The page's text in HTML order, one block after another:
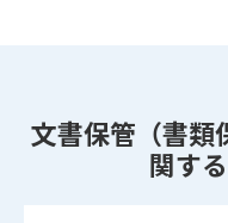
文書保管（書類
関す